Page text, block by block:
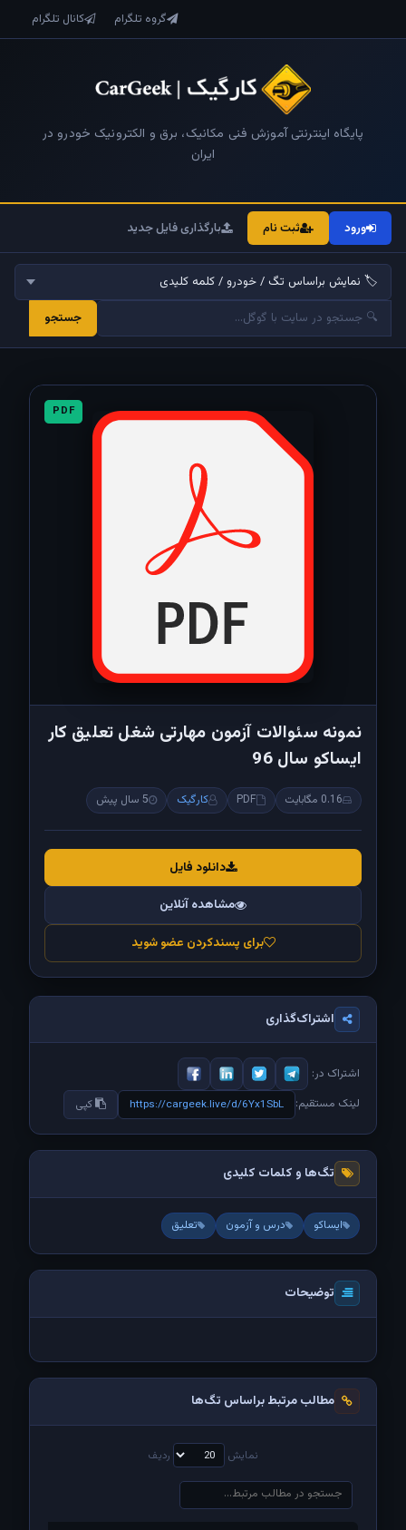
گروه تلگرام کانال تلگرام
پایگاه اینترنتی آموزش فنی مکانیک، برق و الکترونیک خودرو در
ایران
ورود ثبت نام بارگذاری فایل جدید
جستجو
PDF
نمونه سئوالات آزمون مهارتی شغل تعلیق کار
ایساکو سال 96
0.16 مگابایت PDF کارگیک 5 سال پیش
دانلود فایل
مشاهده آنلاین
برای پسندکردن عضو شوید
اشتراک‌گذاری
اشتراک در:
لینک مستقیم: https://cargeek.live/d/6Yx1SbL کپی
تگ‌ها و کلمات کلیدی
ایساکو درس و آزمون تعلیق
توضیحات
مطالب مرتبط براساس تگ‌ها
نمایش ردیف